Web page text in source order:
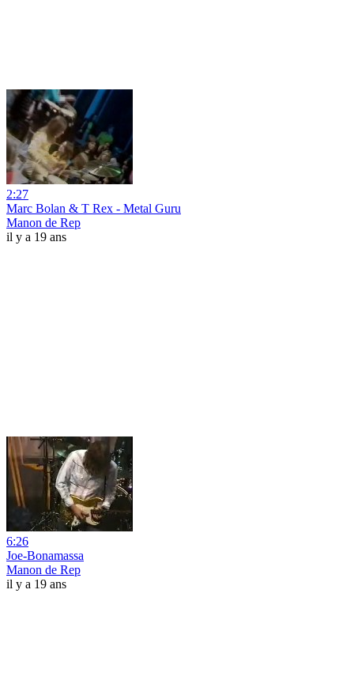
2:27
Marc Bolan & T Rex - Metal Guru
Manon de Rep
il y a 19 ans
6:26
Joe-Bonamassa
Manon de Rep
il y a 19 ans